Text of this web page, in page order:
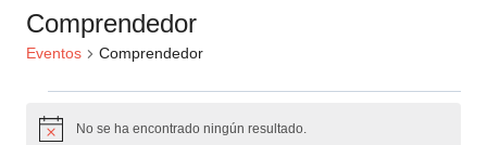
Comprendedor
Eventos Comprendedor
Eventos
Aviso No se ha encontrado ningún resultado.